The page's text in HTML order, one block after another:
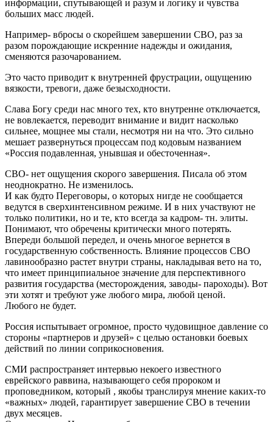
информации, спутывающей и разум и логику и чувства
больших масс людей.
Например- вбросы о скорейшем завершении СВО, раз за
разом порождающие искренние надежды и ожидания,
сменяются разочарованием.
Это часто приводит к внутренней фрустрации, ощущению
вязкости, тревоги, даже безысходности.
Слава Богу среди нас много тех, кто внутренне отключается,
не вовлекается, переводит внимание и видит насколько
сильнее, мощнее мы стали, несмотря ни на что. Это сильно
мешает развернуться процессам под кодовым названием
«Россия подавленная, унывшая и обесточенная».
СВО- нет ощущения скорого завершения. Писала об этом
неоднократно. Не изменилось.
И как будто Переговоры, о которых нигде не сообщается
ведутся в сверхинтенсивном режиме. И в них участвуют не
только политики, но и те, кто всегда за кадром- тн. элиты.
Понимают, что обречены критически много потерять.
Впереди большой передел, и очень многое вернется в
государственную собственность. Влияние процессов СВО
лавинообразно растет внутри страны, накладывая вето на то,
что имеет принципиальное значение для перспективного
развития государства (месторождения, заводы- пароходы). Вот
эти хотят и требуют уже любого мира, любой ценой.
Любого не будет.
Россия испытывает огромное, просто чудовищное давление со
стороны «партнеров и друзей» с целью остановки боевых
действий по линии соприкосновения.
СМИ распространяет интервью некоего известного
еврейского раввина, называющего себя пророком и
проповедником, который , якобы транслируя мнение каких-то
«важных» людей, гарантирует завершение СВО в течении
двух месяцев.